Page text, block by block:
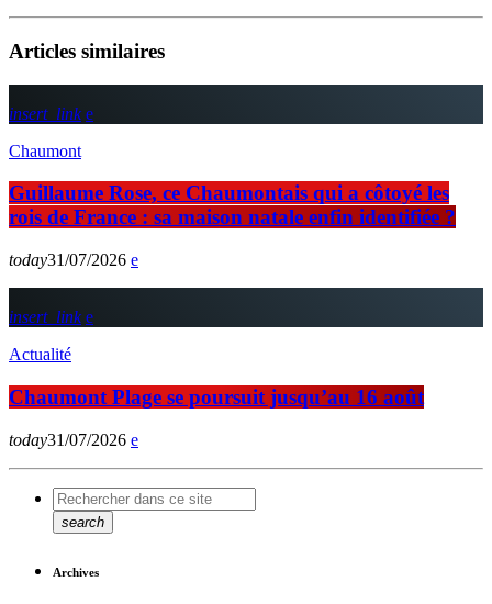
Articles similaires
insert_link
Chaumont
Guillaume Rose, ce Chaumontais qui a côtoyé les
rois de France : sa maison natale enfin identifiée ?
today31/07/2026
insert_link
Actualité
Chaumont Plage se poursuit jusqu’au 16 août
today31/07/2026
search
Archives